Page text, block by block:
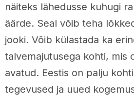
näiteks lähedusse kuhugi
äärde. Seal võib teha
jooki. Võib külastada ka
talvemajutusega kohti, mis
avatud. Eestis on palju
tegevused ja uued